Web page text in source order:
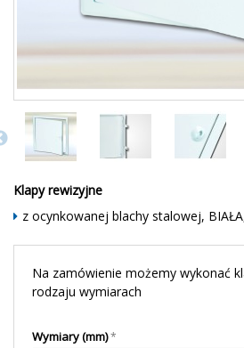
Klapy rewizyjne
z ocynkowanej blachy stalowej,
Na zamówienie możemy wykonać
rodzaju wymiarach
Wymiary (mm)